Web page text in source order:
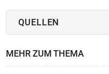
QUELLEN
MEHR ZUM THEMA